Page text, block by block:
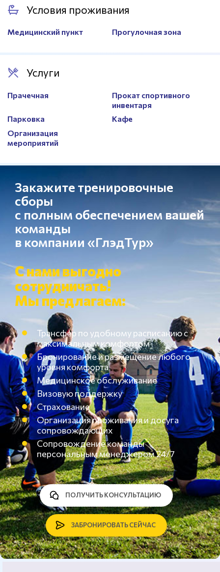
Волейбольная сетка
Количество
2
Условия проживания
Медицинский пункт Прогулочная зона
Услуги
Прачечная
Прокат спортивного
инвентаря
Парковка
Кафе
Организация
мероприятий
Закажите тренировочные
сборы
с полным обеспечением вашей
команды
в компании «ГлэдТур»
С нами выгодно
сотрудничать!
Мы предлагаем:
Трансфер по удобному расписанию с
максимальным комфортом
Бронирование и размещение любого
уровня комфорта
Медицинское обслуживание
Визовую поддержку
Страхование
Организация проживания и досуга
сопровождающих
Сопровождение команды
персональным менеджером 24/7
ЗАБРОНИРОВАТЬ СЕЙЧАС
ПОЛУЧИТЬ КОНСУЛЬТАЦИЮ